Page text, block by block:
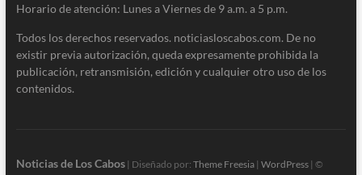
Horario de atención: Lunes a Viernes de 9 a.m. a 5 p.m.
Todos los derechos reservados. noticiasloscabos.com. De no
existir previa autorización, queda expresamente prohibida la
publicación, retransmisión, edición y cualquier otro uso de los
contenidos.
Noticias de Los Cabos| Diseñado por: Theme Freesia| WordPress| ©